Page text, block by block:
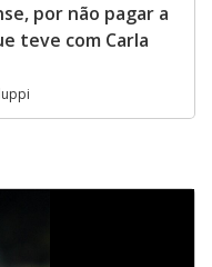
por não pagar a
teve com Carla